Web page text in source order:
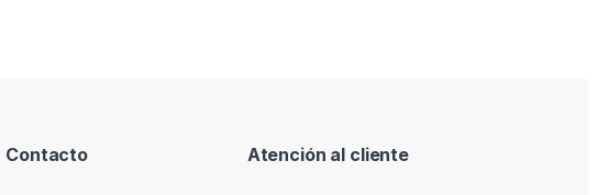
Contacto Atención al cliente